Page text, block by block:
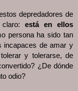
depredadores de
claro: está en ellos
persona ha sido tan
incapaces de amar y
y tolerarse, de
¿De dónde
odio?